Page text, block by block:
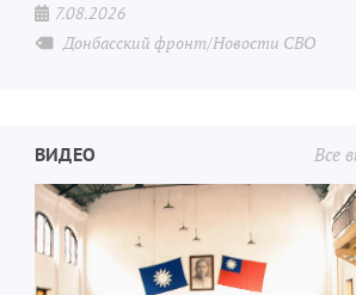
7.08.2026
Донбасский фронт/Новости СВО
Все
ВИДЕО